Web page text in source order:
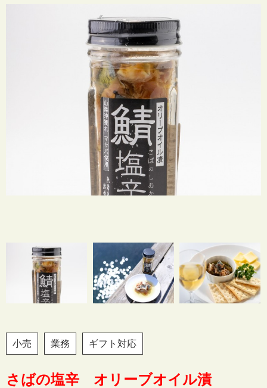
小売 業務 ギフト対応
さばの塩辛 オリーブオイル漬